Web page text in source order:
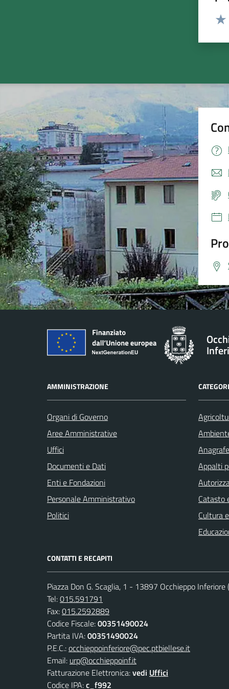
AMMINISTRAZIONE
Organi di Governo
Aree Amministrative
Uffici
Documenti e Dati
Enti e Fondazioni
Personale Amministrativo
Politici
Appalti
Catasto
Cultura
CONTATTI E RECAPITI
Piazza Don G. Scaglia, 1 - 13897 Occhieppo Inferiore
Tel:015.591791
Fax:015.2592889
Codice Fiscale:00351490024
Partita IVA:00351490024
P.E.C.:occhieppoinferiore@pec.ptbiellese.it
Email: urp@occhieppoinf.it
Fatturazione Elettronica:vedi Uffici
Codice IPA:c_f992